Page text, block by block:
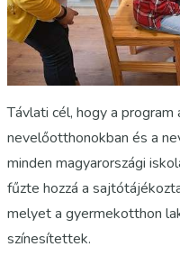
Távlati cél, hogy a
nevelőotthonokban és a
minden magyarországi
fűzte hozzá a
melyet a gyermekotthon
színesítettek.